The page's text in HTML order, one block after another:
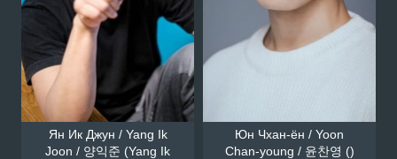
Ян Ик Джун / Yang Ik
Joon / 양익준 (Yang Ik
Юн Чхан-ён / Yoon
Chan-young / 윤찬영 ()